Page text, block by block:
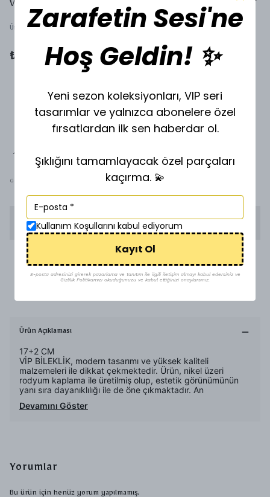
VİP BİLEKLİK B-9824
Ürün Kodu S-9824
₺ 380.00
GOLD
STOKTA YOK
Ürün Açıklaması
17+2 CM
VİP BİLEKLİK, modern tasarımı ve yüksek kaliteli
malzemeleri ile dikkat çekmektedir. Ürün, nikel üzeri
rodyum kaplama ile üretilmiş olup, estetik görünümünün
yanı sıra dayanıklılığı ile de öne çıkmaktadır. An
Devamını Göster
Yorumlar
Bu ürün için henüz yorum yapılmamış.
Zarafetin Sesi'ne
Hoş Geldin! ✨
Yeni sezon koleksiyonları, VIP seri
tasarımlar ve yalnızca abonelere özel
fırsatlardan ilk sen haberdar ol.
Şıklığını tamamlayacak özel parçaları
kaçırma. 💫
Kullanım Koşullarını kabul ediyorum
Kayıt Ol
E-posta adresinizi girerek pazarlama ve tanıtım ile ilgili iletişim almayı kabul edersiniz ve
Gizlilik Politikamızı okuduğunuzu ve kabul ettiğinizi onaylarsınız.